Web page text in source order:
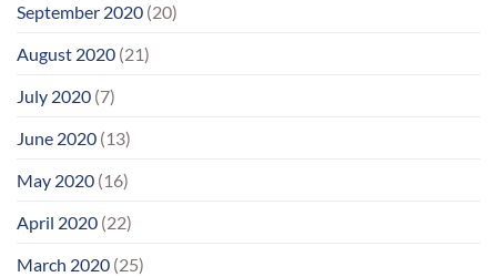
September 2020 (20)
August 2020 (21)
July 2020 (7)
June 2020 (13)
May 2020 (16)
April 2020 (22)
March 2020 (25)